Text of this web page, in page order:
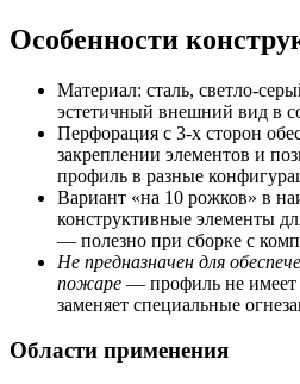
Особенности
Материал: сталь,
эстетичный внешний вид в
Перфорация с 3‑х сторон
закреплении элементов и
профиль в разные
Вариант «на 10 рожков» в
конструктивные элементы
— полезно при сборке с
Не предназначен для
пожаре — профиль не имеет
заменяет специальные
Области применения